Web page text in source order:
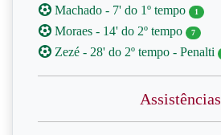
Machado - 7' do 1º tempo 1
Moraes - 14' do 2º tempo 7
Zezé - 28' do 2º tempo - Penalti
Assistências